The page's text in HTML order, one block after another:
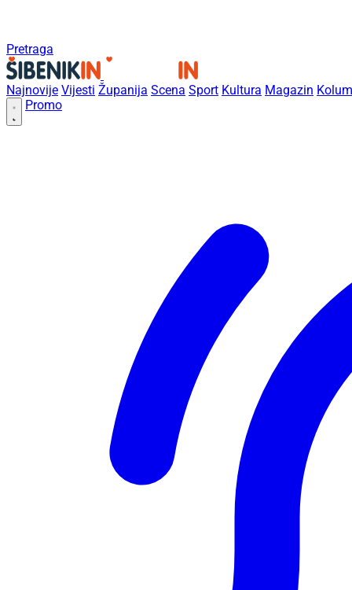
Pretraga
Najnovije Vijesti Županija Scena Sport Kultura Magazin
Promo